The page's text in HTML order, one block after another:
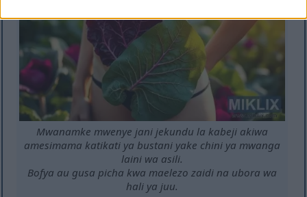
Mwanamke mwenye jani jekundu la kabeji akiwa
amesimama katikati ya bustani yake chini ya mwanga
laini wa asili.
Bofya au gusa picha kwa maelezo zaidi na ubora wa
hali ya juu.